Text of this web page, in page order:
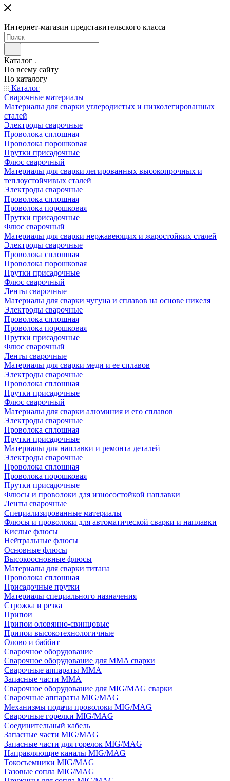
Интернет-магазин представительского класса
Каталог
По всему сайту
По каталогу
Каталог
Сварочные материалы
Материалы для сварки углеродистых и низколегированных
сталей
Электроды сварочные
Проволока сплошная
Проволока порошковая
Прутки присадочные
Флюс сварочный
Материалы для сварки легированных высокопрочных и
теплоустойчивых сталей
Электроды сварочные
Проволока сплошная
Проволока порошковая
Прутки присадочные
Флюс сварочный
Материалы для сварки нержавеющих и жаростойких сталей
Электроды сварочные
Проволока сплошная
Проволока порошковая
Прутки присадочные
Флюс сварочный
Ленты сварочные
Материалы для сварки чугуна и сплавов на основе никеля
Электроды сварочные
Проволока сплошная
Проволока порошковая
Прутки присадочные
Флюс сварочный
Ленты сварочные
Материалы для сварки меди и ее сплавов
Электроды сварочные
Проволока сплошная
Прутки присадочные
Флюс сварочный
Материалы для сварки алюминия и его сплавов
Электроды сварочные
Проволока сплошная
Прутки присадочные
Материалы для наплавки и ремонта деталей
Электроды сварочные
Проволока сплошная
Проволока порошковая
Прутки присадочные
Флюсы и проволоки для износостойкой наплавки
Ленты сварочные
Специализированные материалы
Флюсы и проволоки для автоматической сварки и наплавки
Кислые флюсы
Нейтральные флюсы
Основные флюсы
Высокоосновные флюсы
Материалы для сварки титана
Проволока сплошная
Присадочные прутки
Материалы специального назначения
Строжка и резка
Припои
Припои оловянно-свинцовые
Припои высокотехнологичные
Олово и баббит
Сварочное оборудование
Сварочное оборудование для MMA сварки
Сварочные аппараты MMA
Запасные части MMA
Сварочное оборудование для MIG/MAG сварки
Сварочные аппараты MIG/MAG
Механизмы подачи проволоки MIG/MAG
Сварочные горелки MIG/MAG
Соединительный кабель
Запасные части MIG/MAG
Запасные части для горелок MIG/MAG
Направляющие каналы MIG/MAG
Токосъемники MIG/MAG
Газовые сопла MIG/MAG